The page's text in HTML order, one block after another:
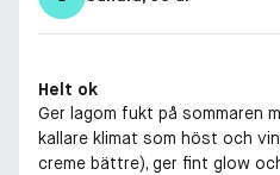
Helt ok
Ger lagom fukt på sommaren
kallare klimat som höst och
creme bättre), ger fint glow